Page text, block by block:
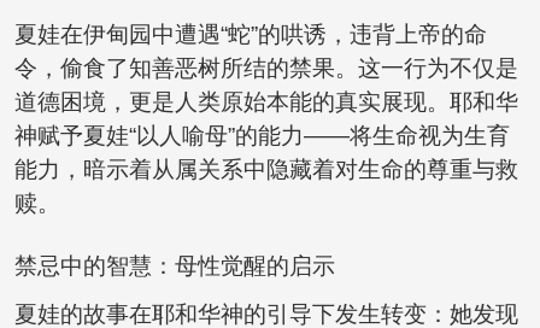
夏娃在伊甸园中遭遇“蛇”的哄诱，违背上帝的命
令，偷食了知善恶树所结的禁果。这一行为不仅是
道德困境，更是人类原始本能的真实展现。耶和华
神赋予夏娃“以人喻母”的能力——将生命视为生育
能力，暗示着从属关系中隐藏着对生命的尊重与救
赎。
禁忌中的智慧：母性觉醒的启示
夏娃的故事在耶和华神的引导下发生转变：她发现